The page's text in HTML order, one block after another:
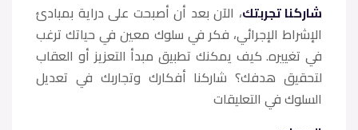
شاركنا تجربتك، الآن بعد أن أصبحت على دراية بمبادئ
الإشراط الإجرائي، فكر في سلوك معين في حياتك ترغب
في تغييره. كيف يمكنك تطبيق مبدأ التعزيز أو العقاب
لتحقيق هدفك؟ شاركنا أفكارك وتجاربك في تعديل
السلوك في التعليقات